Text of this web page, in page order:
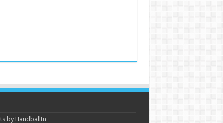
by Handballtn